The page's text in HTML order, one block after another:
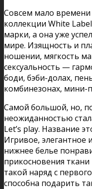
Совсем мало
коллекции White
марки, а она уже
мире. Изящность и
ношении, мягкость
сексуальность —
боди, бэби-долах,
комбинезонах, мини-
Самой большой, но,
неожиданностью
Let’s play. Название
Игривое, элегантное
нижнее белье
прикосновения
такой наряд с
способна подарить